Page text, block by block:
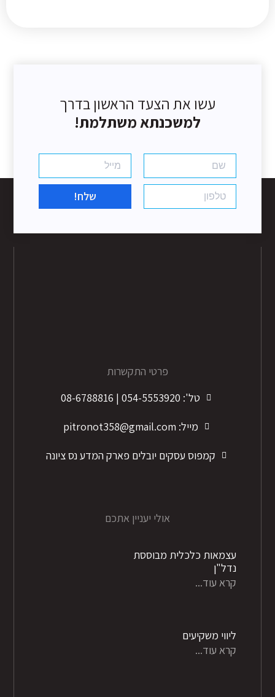
עשו את הצעד הראשון בדרך
למשכנתא משתלמת!
שלח!
פרטי התקשרות
טל': 054-5553920 | 08-6788816
מייל: pitronot358@gmail.com
קמפוס עסקים יובלים פארק המדע נס ציונה
אולי יעניין אתכם
עצמאות כלכלית מבוססת
נדל"ן
קרא עוד...
ליווי משקיעים
קרא עוד...